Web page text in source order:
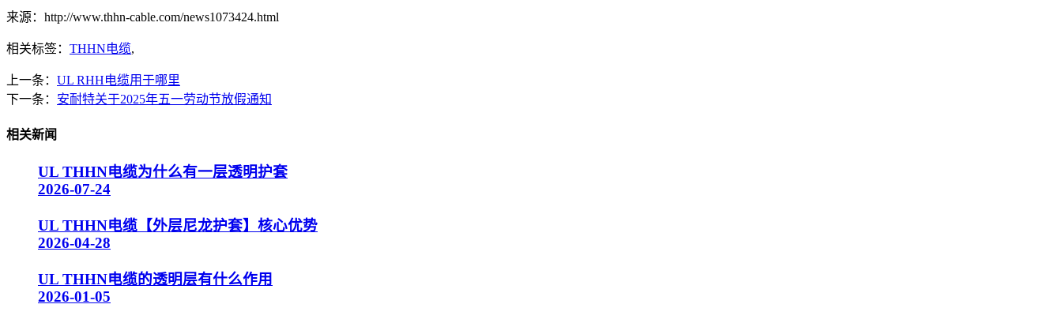
来源：http://www.thhn-cable.com/news1073424.html
相关标签： THHN电缆,
上一条： UL RHH电缆用于哪里
下一条： 安耐特关于2025年五一劳动节放假通知
相关新闻
UL THHN电缆为什么有一层透明护套
2026-07-24
UL THHN电缆【外层尼龙护套】核心优势
2026-04-28
UL THHN电缆的透明层有什么作用
2026-01-05